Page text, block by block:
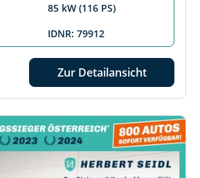
85 kW (116 PS)
IDNR: 79912
Zur Detailansicht